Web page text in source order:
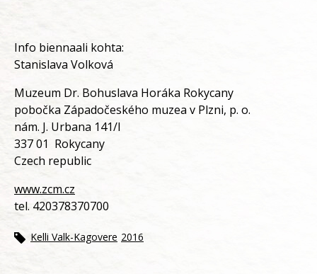
Info biennaali kohta:
Stanislava Volková
Muzeum Dr. Bohuslava Horáka Rokycany
pobočka Západočeského muzea v Plzni, p. o.
nám. J. Urbana 141/I
337 01 Rokycany
Czech republic
www.zcm.cz
tel. 420378370700
Kelli Valk-Kagovere 2016